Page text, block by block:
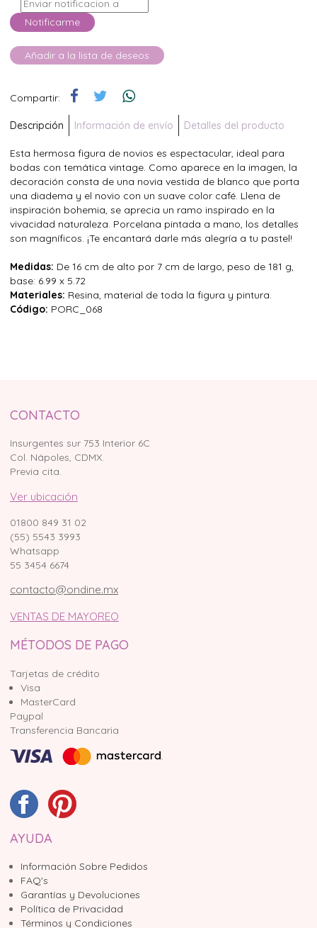
Notificarme
Añadir a la lista de deseos
Compartir:
Descripción Información de envío Detalles del producto
Esta hermosa figura de novios es espectacular, ideal para
bodas con temática vintage. Como aparece en la imagen, la
decoración consta de una novia vestida de blanco que porta
una diadema y el novio con un suave color café. Llena de
inspiración bohemia, se aprecia un ramo inspirado en la
vivacidad naturaleza. Porcelana pintada a mano, los detalles
son magníficos. ¡Te encantará darle más alegría a tu pastel!
Medidas: De 16 cm de alto por 7 cm de largo, peso de 181 g,
base: 6.99 x 5.72
Materiales: Resina, material de toda la figura y pintura.
Código: PORC_068
CONTACTO
Insurgentes sur 753 Interior 6C
Col. Nápoles, CDMX.
Previa cita.
Ver ubicación
01800 849 31 02
(55) 5543 3993
Whatsapp
55 3454 6674
contacto@ondine.mx
VENTAS DE MAYOREO
MÉTODOS DE PAGO
Tarjetas de crédito
Visa
MasterCard
Paypal
Transferencia Bancaria
AYUDA
Información Sobre Pedidos
FAQ's
Garantías y Devoluciones
Política de Privacidad
Términos y Condiciones